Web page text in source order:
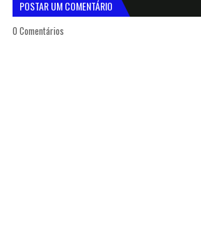
POSTAR UM COMENTÁRIO
0 Comentários